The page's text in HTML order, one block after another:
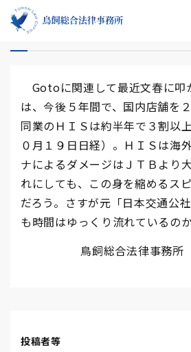
ＪＴＢの身の縮め方
Gotoに関連して最近文春に叩
は、今後５年間で、国内店舗を
同業のＨＩＳは約半年で３割以
０月１９日日経）。ＨＩＳは海
ナによるダメージはＪＴＢより
れにしても、この身を縮めるス
だろう。さすが元「日本交通公
も時間はゆっくり流れているの
鳥飼総合法律事務
投稿者等